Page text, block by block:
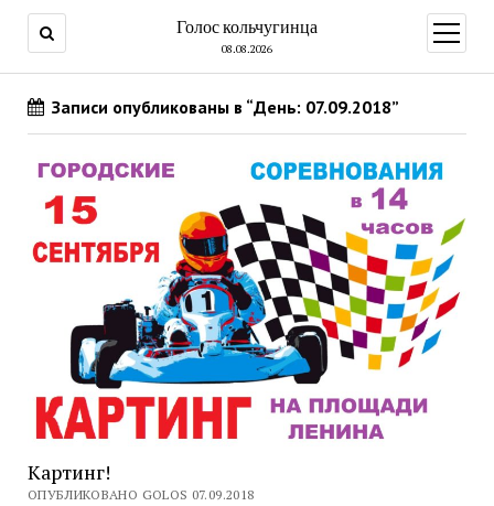
Голос кольчугинца
08.08.2026
меню
Записи опубликованы в “День: 07.09.2018”
Картинг!
ОПУБЛИКОВАНО GOLOS 07.09.2018